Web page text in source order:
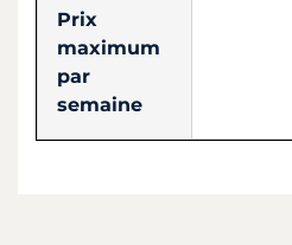
Prix
maximum
par
semaine